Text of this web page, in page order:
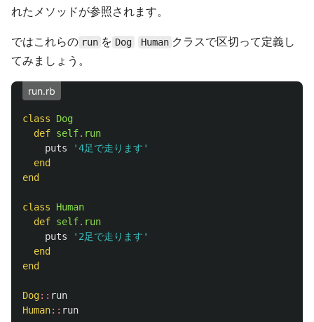
れたメソッドが参照されます。
ではこれらの run を Dog Human クラスで区切って定義し
てみましょう。
run.rb
class
Dog
def self. run
puts
'4足で走ります'
end
end
class
Human
def self. run
puts
'2足で走ります'
end
end
Dog:: run
Human:: run